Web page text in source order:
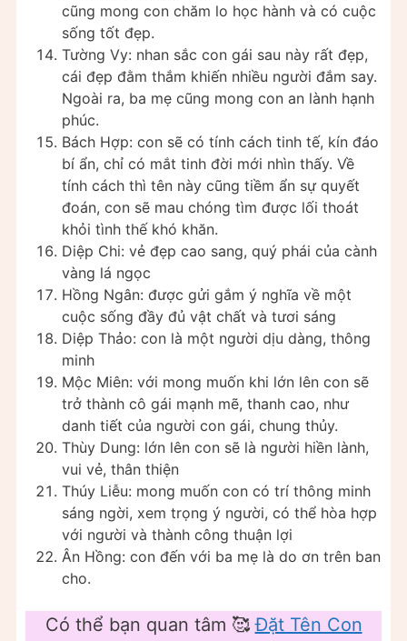
cũng mong con chăm lo học hành và có cuộc
sống tốt đẹp.
Tường Vy: nhan sắc con gái sau này rất đẹp,
cái đẹp đằm thắm khiến nhiều người đắm say.
Ngoài ra, ba mẹ cũng mong con an lành hạnh
phúc.
Bách Hợp: con sẽ có tính cách tinh tế, kín đáo
bí ẩn, chỉ có mắt tinh đời mới nhìn thấy. Về
tính cách thì tên này cũng tiềm ẩn sự quyết
đoán, con sẽ mau chóng tìm được lối thoát
khỏi tình thế khó khăn.
Diệp Chi: vẻ đẹp cao sang, quý phái của cành
vàng lá ngọc
Hồng Ngân: được gửi gắm ý nghĩa về một
cuộc sống đầy đủ vật chất và tươi sáng
Diệp Thảo: con là một người dịu dàng, thông
minh
Mộc Miên: với mong muốn khi lớn lên con sẽ
trở thành cô gái mạnh mẽ, thanh cao, như
danh tiết của người con gái, chung thủy.
Thùy Dung: lớn lên con sẽ là người hiền lành,
vui vẻ, thân thiện
Thúy Liễu: mong muốn con có trí thông minh
sáng ngời, xem trọng ý người, có thể hòa hợp
với người và thành công thuận lợi
Ân Hồng: con đến với ba mẹ là do ơn trên ban
cho.
Có thể bạn quan tâm 🥰️Đặt Tên Con